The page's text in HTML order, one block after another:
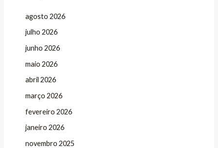
agosto 2026
julho 2026
junho 2026
maio 2026
abril 2026
março 2026
fevereiro 2026
janeiro 2026
novembro 2025